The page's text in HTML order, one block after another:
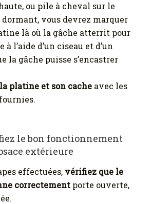
ou pile à cheval sur le
vous devrez marquer
là où la gâche atterrit pour
l’aide d’un ciseau et d’un
la gâche puisse s’encastrer
platine et son cache avec les
le bon fonctionnement
extérieure
effectuées, vérifiez que le
correctement porte ouverte,